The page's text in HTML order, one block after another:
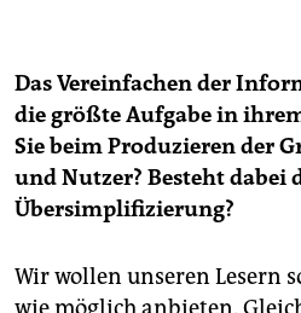
Das Vereinfachen der
die größte Aufgabe in
Sie beim Produzieren der
und Nutzer? Besteht dabei
Übersimplifizierung?
Wir wollen unseren Lesern